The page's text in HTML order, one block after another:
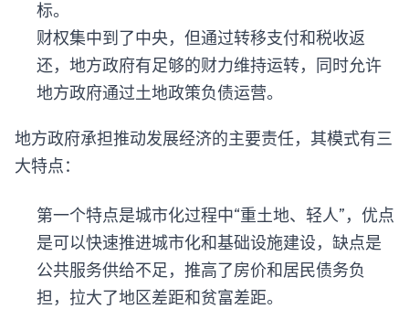
标。
财权集中到了中央，但通过转移支付和税收返
还，地方政府有足够的财力维持运转，同时允许
地方政府通过土地政策负债运营。
地方政府承担推动发展经济的主要责任，其模式有三
大特点：
第一个特点是城市化过程中“重土地、轻人”，优点
是可以快速推进城市化和基础设施建设，缺点是
公共服务供给不足，推高了房价和居民债务负
担，拉大了地区差距和贫富差距。